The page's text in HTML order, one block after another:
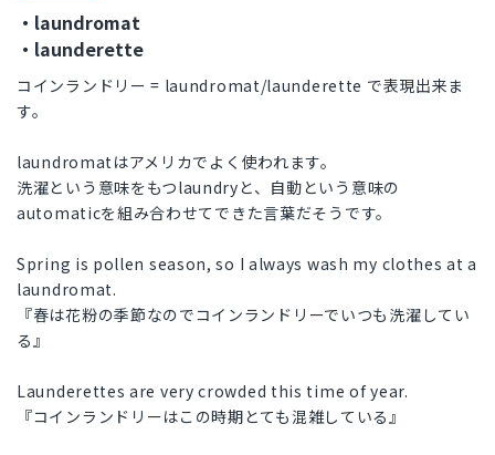
・laundromat
・launderette
コインランドリー = laundromat/launderette で表現出来ま
す。
laundromatはアメリカでよく使われます。
洗濯という意味をもつlaundryと、自動という意味の
automaticを組み合わせてできた言葉だそうです。
Spring is pollen season, so I always wash my clothes at a
laundromat.
『春は花粉の季節なのでコインランドリーでいつも洗濯してい
る』
Launderettes are very crowded this time of year.
『コインランドリーはこの時期とても混雑している』